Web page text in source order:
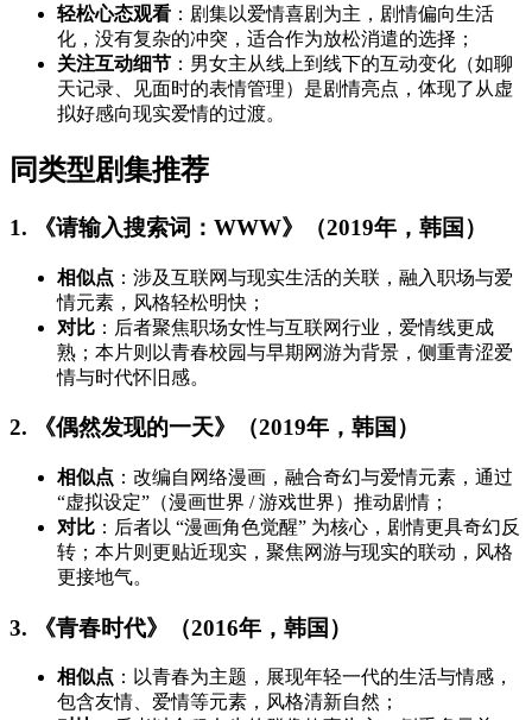
轻松心态观看 ：剧集以爱情喜剧为主，剧情偏向生活
化，没有复杂的冲突，适合作为放松消遣的选择；
关注互动细节 ：男女主从线上到线下的互动变化（如聊
天记录、见面时的表情管理）是剧情亮点，体现了从虚
拟好感向现实爱情的过渡。
同类型剧集推荐
1. 《请输入搜索词：WWW》（2019年，韩国）
相似点 ：涉及互联网与现实生活的关联，融入职场与爱
情元素，风格轻松明快；
对比 ：后者聚焦职场女性与互联网行业，爱情线更成
熟；本片则以青春校园与早期网游为背景，侧重青涩爱
情与时代怀旧感。
2. 《偶然发现的一天》（2019年，韩国）
相似点 ：改编自网络漫画，融合奇幻与爱情元素，通过
“虚拟设定”（漫画世界 / 游戏世界）推动剧情；
对比 ：后者以 “漫画角色觉醒” 为核心，剧情更具奇幻反
转；本片则更贴近现实，聚焦网游与现实的联动，风格
更接地气。
3. 《青春时代》（2016年，韩国）
相似点 ：以青春为主题，展现年轻一代的生活与情感，
包含友情、爱情等元素，风格清新自然；